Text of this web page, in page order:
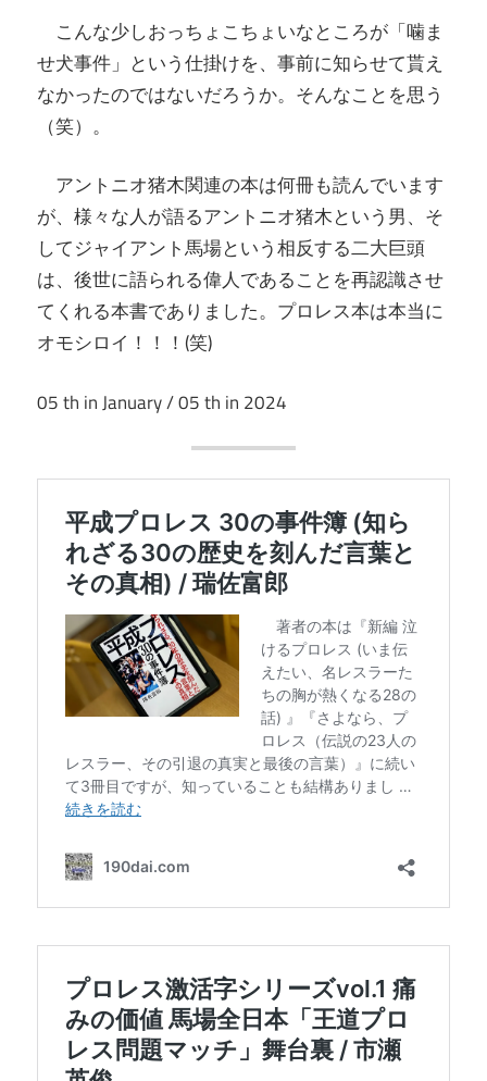
こんな少しおっちょこちょいなところが「噛ま
せ犬事件」という仕掛けを、事前に知らせて貰え
なかったのではないだろうか。そんなことを思う
（笑）。
アントニオ猪木関連の本は何冊も読んでいます
が、様々な人が語るアントニオ猪木という男、そ
してジャイアント馬場という相反する二大巨頭
は、後世に語られる偉人であることを再認識させ
てくれる本書でありました。プロレス本は本当に
オモシロイ！！！(笑)
05 th in January / 05 th in 2024